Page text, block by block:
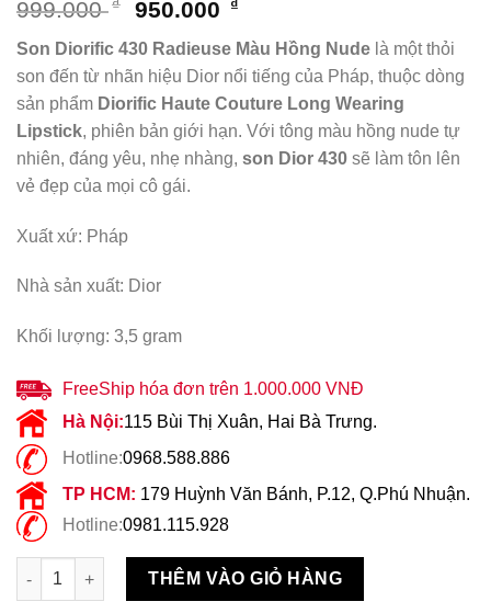
999.000
Giá
là:
999.000 ₫.
950.000
hiện
tại
là:
950.000 ₫.
Son Diorific 430 Radieuse Màu Hồng Nude là một thỏi
son đến từ nhãn hiệu Dior nổi tiếng của Pháp, thuộc dòng
sản phẩm Diorific Haute Couture Long Wearing
Lipstick, phiên bản giới hạn. Với tông màu hồng nude tự
nhiên, đáng yêu, nhẹ nhàng, son Dior 430 sẽ làm tôn lên
vẻ đẹp của mọi cô gái.
Xuất xứ: Pháp
Nhà sản xuất: Dior
Khối lượng: 3,5 gram
FreeShip hóa đơn trên 1.000.000 VNĐ
Hà Nội:115 Bùi Thị Xuân, Hai Bà Trưng.
Hotline:0968.588.886
TP HCM: 179 Huỳnh Văn Bánh, P.12, Q.Phú Nhuận.
Hotline:0981.115.928
Son Diorific 430 Radieuse Màu Hồng Nude số lượng
THÊM VÀO GIỎ HÀNG